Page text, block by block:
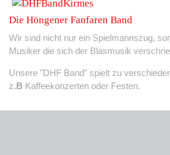
Die Höngener Fanfaren Band
Wir sind nicht nur ein Spielmannszug,
Musiker die sich der Blasmusik
Unsere "DHF Band" spielt zu
z.B Kaffeekonzerten oder Festen.